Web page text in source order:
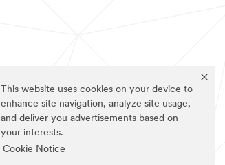
This website uses cookies on your device to
enhance site navigation, analyze site usage,
and deliver you advertisements based on
your interests.
Cookie Notice